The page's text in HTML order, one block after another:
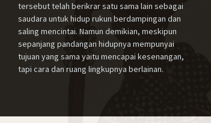
tersebut telah berikrar satu sama lain sebagai
saudara untuk hidup rukun berdampingan dan
saling mencintai. Namun demikian, meskipun
sepanjang pandangan hidupnya mempunyai
tujuan yang sama yaitu mencapai kesenangan,
tapi cara dan ruang lingkupnya berlainan.